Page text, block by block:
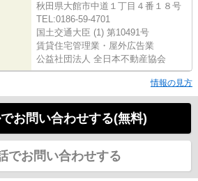
秋田県大館市中道１丁目４番１８号
TEL:0186-59-4701
国土交通大臣 (1) 第10491号
賃貸住宅管理業・屋外広告業
公益社団法人 全日本不動産協会
情報の見方
お問い合わせする(無料)
でお問い合わせする